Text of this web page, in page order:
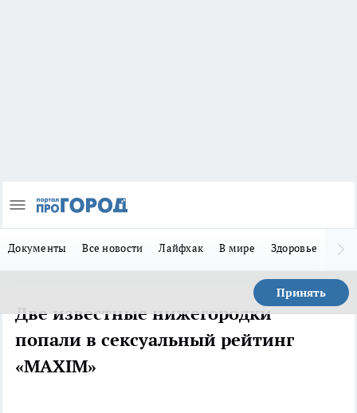
Документы Все новости Лайфхак В мире Здоровье
Принять
Две известные нижегородки
попали в сексуальный рейтинг
«MAXIM»